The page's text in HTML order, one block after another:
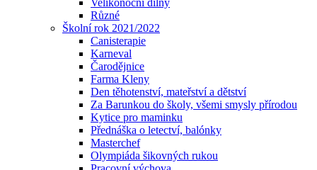
Velikonoční dílny
Různé
Školní rok 2021/2022
Canisterapie
Karneval
Čarodějnice
Farma Kleny
Den těhotenství, mateřství a dětství
Za Barunkou do školy, všemi smysly přírodou
Kytice pro maminku
Přednáška o letectví, balónky
Masterchef
Olympiáda šikovných rukou